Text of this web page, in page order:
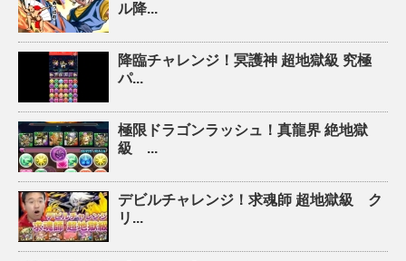
ル降...
降臨チャレンジ！冥護神 超地獄級 究極
パ...
極限ドラゴンラッシュ！真龍界 絶地獄
級 ...
デビルチャレンジ！求魂師 超地獄級 ク
リ...